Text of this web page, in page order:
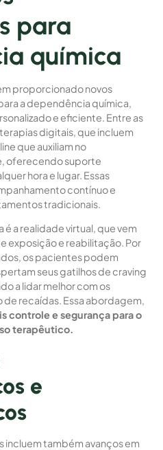
para
química
proporcionado novos
a dependência química,
e eficiente. Entre as
digitais, que incluem
que auxiliam no
oferecendo suporte
hora e lugar. Essas
contínuo e
tradicionais.
a realidade virtual, que vem
exposição e reabilitação. Por
os pacientes podem
seus gatilhos de craving
a lidar melhor com os
de recaídas. Essa abordagem,
controle e segurança para o
terapêutico.
e
também avanços em